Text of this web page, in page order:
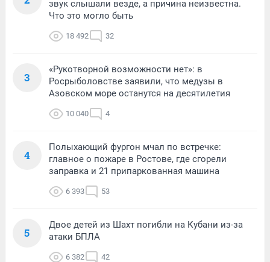
звук слышали везде, а причина неизвестна.
Что это могло быть
18 492 32
3
«Рукотворной возможности нет»: в
Росрыболовстве заявили, что медузы в
Азовском море останутся на десятилетия
10 040 4
4
Полыхающий фургон мчал по встречке:
главное о пожаре в Ростове, где сгорели
заправка и 21 припаркованная машина
6 393 53
5
Двое детей из Шахт погибли на Кубани из-за
атаки БПЛА
6 382 42